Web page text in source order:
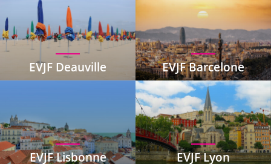
EVJF Deauville EVJF Barcelone
EVJF Lisbonne EVJF Lyon